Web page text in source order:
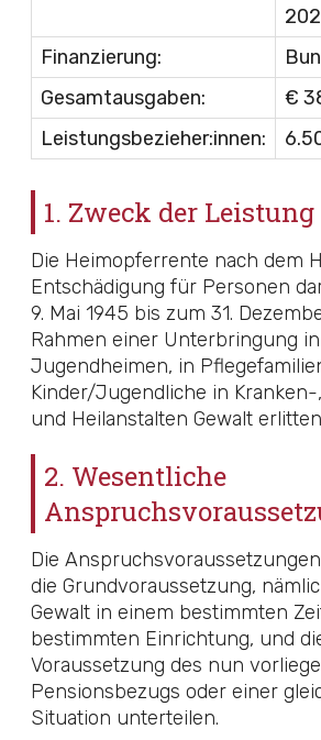
Finanzierung:
Gesamtausgaben:
€
Leistungsbezieher:innen:
1. Zweck der Leistung
Die Heimopferrente nach dem
Entschädigung für Personen
9. Mai 1945 bis zum 31.
Rahmen einer Unterbringung
Jugendheimen, in
Kinder/Jugendliche in
und Heilanstalten Gewalt
2. Wesentliche
Die
die Grundvoraussetzung,
Gewalt in einem bestimmten
bestimmten Einrichtung, und
Voraussetzung des nun
Pensionsbezugs oder einer
Situation unterteilen.